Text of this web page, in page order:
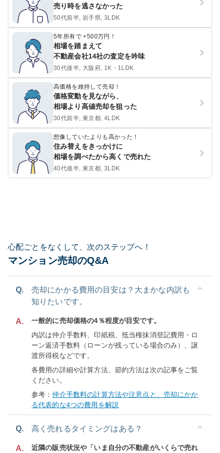
売り時を逃さなかった
50代前半, 岩手県, 3LDK
5年所有で +500万円！
相場を踏まえて
不動産会社14社の査定を吟味
30代後半, 大阪府, 1K・1LDK
高価格を維持して売却！
価格変動を見ながら、
相場より高値売却を狙った
30代前半, 東京都, 4LDK
想像していたよりも高かった！
住み替えをきっかけに
相場を調べたから高くで売れた
40代後半, 東京都, 3LDK
心配ごとをなくして、次のステップへ！
マンション売却のQ&A
Q.
売却にかかる費用の目安は？大まかな内訳も
知りたいです。
A.
一般的に売却価格の4％程度が目安です。
内訳は仲介手数料、印紙税、抵当権抹消登記費用・ロ
ーン返済手数料（ローンが残っている場合のみ）、譲
渡所得税などです。
各費用の詳細や計算方法、節約方法は次の記事をご覧
ください。
参考：仲介手数料の計算方法や注意点と、売却にかか
る代表的な4つの費用を解説
Q. 高く売れるタイミングはある？
A.
近隣の販売状況や「いま自分の不動産がいくらで売れ